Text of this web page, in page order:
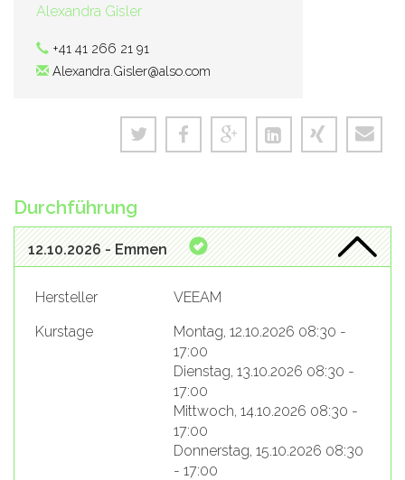
Alexandra Gisler
+41 41 266 21 91
Alexandra.Gisler@also.com
Durchführung
12.10.2026 - Emmen
Hersteller
VEEAM
Kurstage
Montag, 12.10.2026 08:30 -
17:00
Dienstag, 13.10.2026 08:30 -
17:00
Mittwoch, 14.10.2026 08:30 -
17:00
Donnerstag, 15.10.2026 08:30
- 17:00